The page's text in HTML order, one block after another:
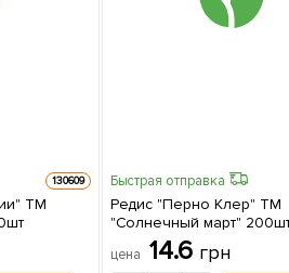
130609
ТМ
Быстрая отправка
Редис "Перно Клер" ТМ
"Солнечный март"
цена 14.6 грн